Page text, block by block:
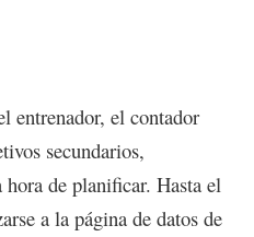
entrenador, el contador
secundarios,
de planificar. Hasta el
a la página de datos de